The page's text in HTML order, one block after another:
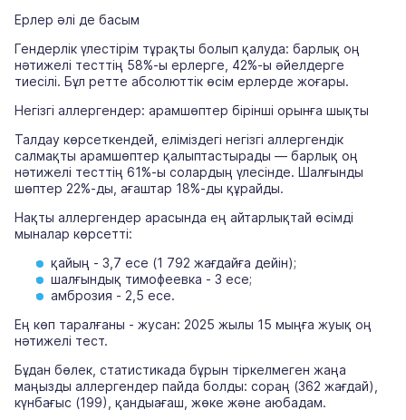
Ерлер әлі де басым
Гендерлік үлестірім тұрақты болып қалуда: барлық оң
нәтижелі тесттің 58%-ы ерлерге, 42%-ы әйелдерге
тиесілі. Бұл ретте абсолюттік өсім ерлерде жоғары.
Негізгі аллергендер: арамшөптер бірінші орынға шықты
Талдау көрсеткендей, еліміздегі негізгі аллергендік
салмақты арамшөптер қалыптастырады — барлық оң
нәтижелі тесттің 61%-ы солардың үлесінде. Шалғынды
шөптер 22%-ды, ағаштар 18%-ды құрайды.
Нақты аллергендер арасында ең айтарлықтай өсімді
мыналар көрсетті:
қайың - 3,7 есе (1 792 жағдайға дейін);
шалғындық тимофеевка - 3 есе;
амброзия - 2,5 есе.
Ең көп таралғаны - жусан: 2025 жылы 15 мыңға жуық оң
нәтижелі тест.
Бұдан бөлек, статистикада бұрын тіркелмеген жаңа
маңызды аллергендер пайда болды: сораң (362 жағдай),
күнбағыс (199), қандыағаш, жөке және аюбадам.